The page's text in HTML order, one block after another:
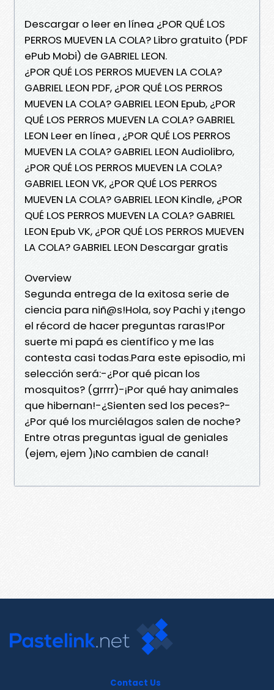
Descargar o leer en línea ¿POR QUÉ LOS
PERROS MUEVEN LA COLA? Libro gratuito (PDF
ePub Mobi) de GABRIEL LEON.
¿POR QUÉ LOS PERROS MUEVEN LA COLA?
GABRIEL LEON PDF, ¿POR QUÉ LOS PERROS
MUEVEN LA COLA? GABRIEL LEON Epub, ¿POR
QUÉ LOS PERROS MUEVEN LA COLA? GABRIEL
LEON Leer en línea , ¿POR QUÉ LOS PERROS
MUEVEN LA COLA? GABRIEL LEON Audiolibro,
¿POR QUÉ LOS PERROS MUEVEN LA COLA?
GABRIEL LEON VK, ¿POR QUÉ LOS PERROS
MUEVEN LA COLA? GABRIEL LEON Kindle, ¿POR
QUÉ LOS PERROS MUEVEN LA COLA? GABRIEL
LEON Epub VK, ¿POR QUÉ LOS PERROS MUEVEN
LA COLA? GABRIEL LEON Descargar gratis
Overview
Segunda entrega de la exitosa serie de
ciencia para niñ@s!Hola, soy Pachi y ¡tengo
el récord de hacer preguntas raras!Por
suerte mi papá es científico y me las
contesta casi todas.Para este episodio, mi
selección será:-¿Por qué pican los
mosquitos? (grrrr)-¡Por qué hay animales
que hibernan!-¿Sienten sed los peces?-
¿Por qué los murciélagos salen de noche?
Entre otras preguntas igual de geniales
(ejem, ejem )¡No cambien de canal!
Contact Us